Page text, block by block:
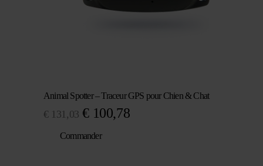
Animal Spotter – Traceur GPS pour Chien & Chat
€ 131,03 Le
prix
€ 100,78Le
Commander